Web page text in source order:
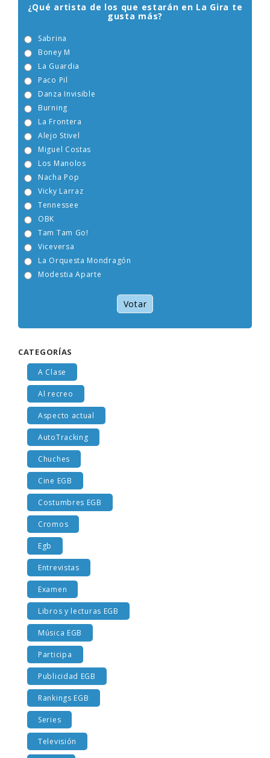
¿Qué artista de los que estarán en La Gira te
gusta más?
Boney M
Burning
Alejo Stivel
Miguel Costas
Nacha Pop
Vicky Larraz
La Orquesta Mondragón
Modestia Aparte
Votar
A Clase
Al recreo
Aspecto actual
AutoTracking
Chuches
Cine EGB
Costumbres EGB
Cromos
Egb
Entrevistas
Examen
Libros y lecturas EGB
Música EGB
Participa
Publicidad EGB
Rankings EGB
Series
Televisión